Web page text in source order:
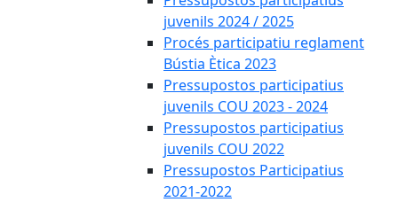
juvenils 2024 / 2025
Procés participatiu reglament
Bústia Ètica 2023
Pressupostos participatius
juvenils COU 2023 - 2024
Pressupostos participatius
juvenils COU 2022
Pressupostos Participatius
2021-2022